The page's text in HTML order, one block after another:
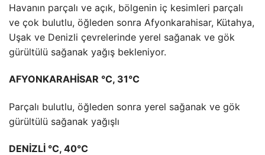
Havanın parçalı ve açık, bölgenin iç kesimleri parçalı
ve çok bulutlu, öğleden sonra Afyonkarahisar, Kütahya,
Uşak ve Denizli çevrelerinde yerel sağanak ve gök
gürültülü sağanak yağış bekleniyor.
AFYONKARAHİSAR °C, 31°C
Parçalı bulutlu, öğleden sonra yerel sağanak ve gök
gürültülü sağanak yağışlı
DENİZLİ °C, 40°C